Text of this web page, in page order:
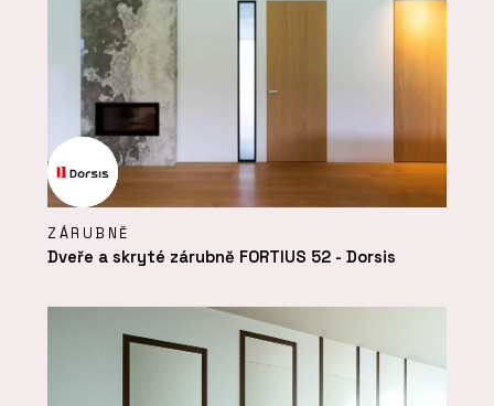
ZÁRUBNĚ
Dveře a skryté zárubně FORTIUS 52 - Dorsis